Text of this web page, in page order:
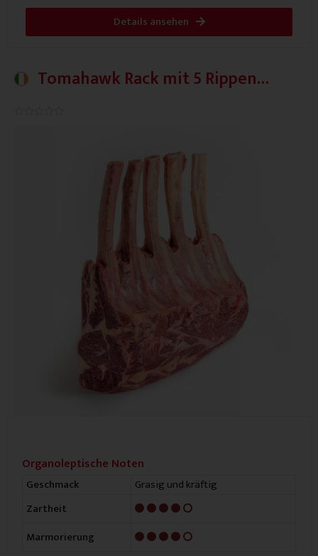
Details ansehen
Tomahawk Rack mit 5 Rippen
Organoleptische Noten
Geschmack
Grasig und kräftig
Zartheit
4/5
Marmorierung 4/5